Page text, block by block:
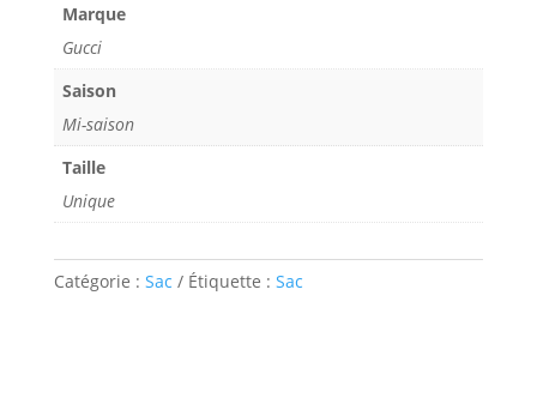
Marque
Gucci
Saison
Mi-saison
Taille
Unique
Catégorie : Sac Étiquette : Sac